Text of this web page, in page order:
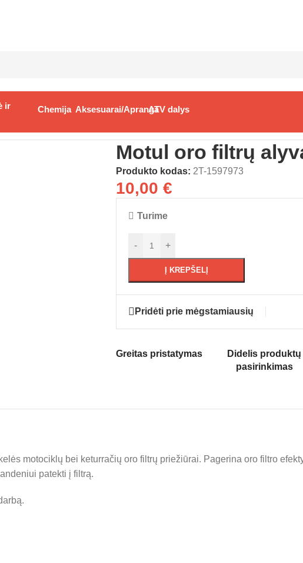
ir
Chemija Aksesuarai/AprangaATV dalys
Motul oro filtrų
Produkto kodas: 2T-1597973
10,00 €
Turime
- +
Į KREPŠELĮ
Pridėti prie mėgstamiausių
Greitas pristatymas
Didelis produktų
pasirinkimas
motociklų bei keturračių oro filtrų priežiūrai. Pagerina oro filtro
patekti į filtrą.